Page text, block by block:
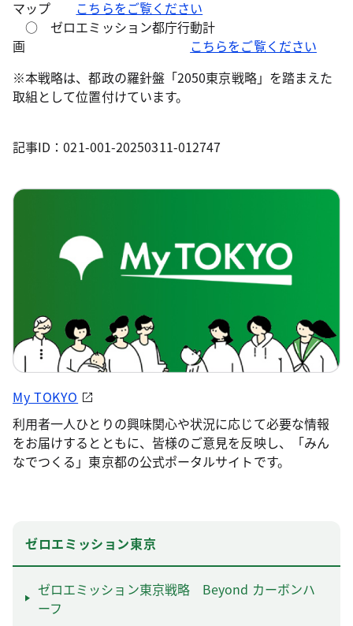
マップ こちらをご覧ください
○ ゼロエミッション都庁行動計
画 こちらをご覧ください
※本戦略は、都政の羅針盤「2050東京戦略」を踏まえた
取組として位置付けています。
記事ID：021-001-20250311-012747
My TOKYO
利用者一人ひとりの興味関心や状況に応じて必要な情報
をお届けするとともに、皆様のご意見を反映し、「みん
なでつくる」東京都の公式ポータルサイトです。
ゼロエミッション東京
ゼロエミッション東京戦略 Beyond カーボンハ
ーフ